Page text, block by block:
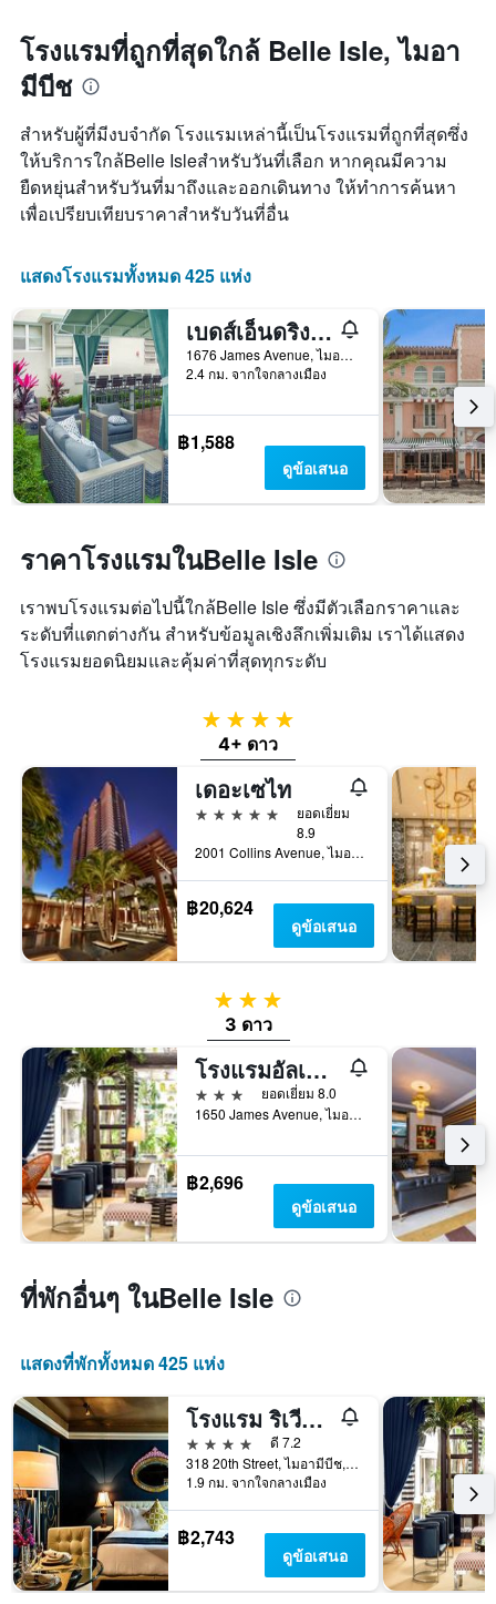
โรงแรมที่ถูกที่สุดใกล้ Belle Isle, ไมอา
มีบีช
สำหรับผู้ที่มีงบจำกัด โรงแรมเหล่านี้เป็นโรงแรมที่ถูกที่สุดซึ่ง
ให้บริการใกล้Belle Isleสำหรับวันที่เลือก หากคุณมีความ
ยืดหยุ่นสำหรับวันที่มาถึงและออกเดินทาง ให้ทำการค้นหา
เพื่อเปรียบเทียบราคาสำหรับวันที่อื่น
แสดงโรงแรมทั้งหมด 425 แห่ง
เบดส์เอ็นดริงส์ โฮสเทล
1676 James Avenue, ไมอามีบีช, FL, สหรัฐอเมริกา
2.4 กม. จากใจกลางเมือง
฿1,588
ดูข้อเสนอ
ราคาโรงแรมในBelle Isle
เราพบโรงแรมต่อไปนี้ใกล้Belle Isle ซึ่งมีตัวเลือกราคาและ
ระดับที่แตกต่างกัน สำหรับข้อมูลเชิงลึกเพิ่มเติม เราได้แสดง
โรงแรมยอดนิยมและคุ้มค่าที่สุดทุกระดับ
4 ดาว
4+ ดาว
เดอะเซไท
5 ดาว
ยอดเยี่ยม
8.9
2001 Collins Avenue, ไมอามีบีช, FL, สหรัฐอเมริกา
฿20,624
ดูข้อเสนอ
3 ดาว
3 ดาว
โรงแรมอัลเบียน เซาท์บีช
3 ดาว
ยอดเยี่ยม 8.0
1650 James Avenue, ไมอามีบีช, FL, สหรัฐอเมริกา
฿2,696
ดูข้อเสนอ
ที่พักอื่นๆ ในBelle Isle
แสดงที่พักทั้งหมด 425 แห่ง
โรงแรม ริเวียร่า ซาวท์บีช
4 ดาว
ดี 7.2
318 20th Street, ไมอามีบีช, FL, สหรัฐอเมริกา
1.9 กม. จากใจกลางเมือง
฿2,743
ดูข้อเสนอ